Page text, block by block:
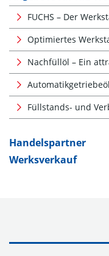
FUCHS – Der
Optimiertes
Nachfüllöl – Ein
Füllstands- und
Handelspartner
Werksverkauf